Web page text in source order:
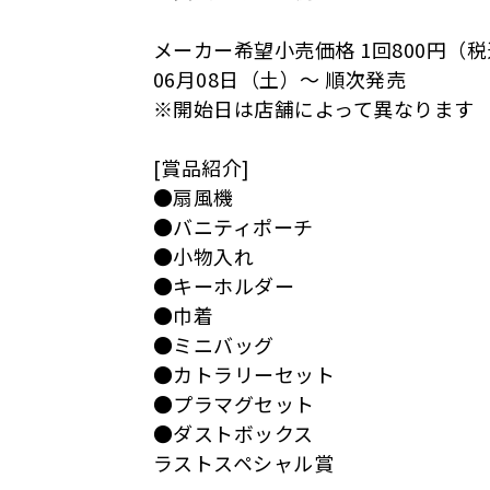
メーカー希望小売価格 1回800円（
06月08日（土）〜 順次発売
※開始日は店舗によって異なります
[賞品紹介]
●扇風機
●バニティポーチ
●小物入れ
●キーホルダー
●巾着
●ミニバッグ
●カトラリーセット
●プラマグセット
●ダストボックス
ラストスペシャル賞